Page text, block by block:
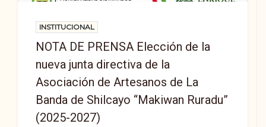
INSTITUCIONAL
NOTA DE PRENSA Elección de la
nueva junta directiva de la
Asociación de Artesanos de La
Banda de Shilcayo “Makiwan Ruradu”
(2025-2027)